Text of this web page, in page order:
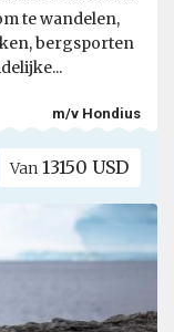
te wandelen,
bergsporten
m/v Hondius
Van 13150 USD